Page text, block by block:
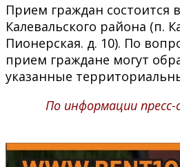
Прием граждан состоится
Калевальского района (п.
Пионерская. д. 10). По
прием граждане могут
указанные
По информации